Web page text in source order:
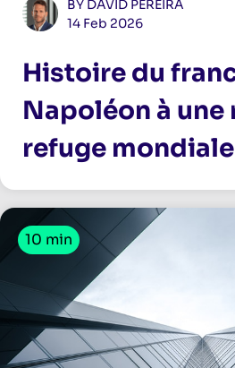
BY DAVID PEREIRA
14 Feb 2026
Histoire du
Napoléon à une
refuge mondiale
10 min